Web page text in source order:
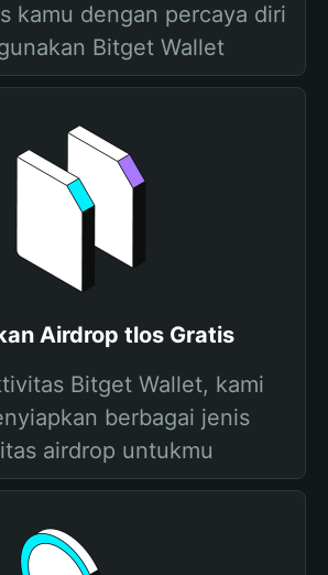
kamu dengan percaya diri
Bitget Wallet
Airdrop tlos Gratis
Bitget Wallet, kami
berbagai jenis
airdrop untukmu